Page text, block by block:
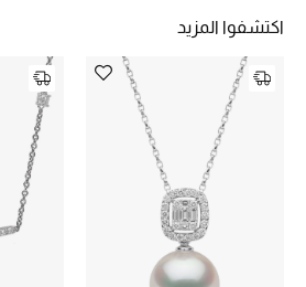
النساء
عرض جميع المنتجات
ما وصلنا حديثاً
اكتشفوا المزيد